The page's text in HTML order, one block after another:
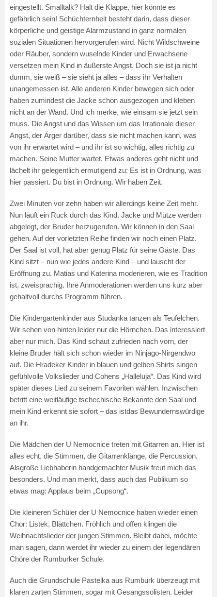
eingestellt. Smalltalk? Halt die Klappe, hier könnte es
gefährlich sein! Schüchternheit besteht darin, dass dieser
körperliche und geistige Alarmzustand in ganz normalen
sozialen Situationen hervorgerufen wird. Nicht Wildschweine
oder Räuber, sondern wuselnde Kinder und Erwachsene
versetzen mein Kind in äußerste Angst. Doch sie ist ja nicht
dumm, sie weiß – sie sieht ja alles – dass ihr Verhalten
unangemessen ist. Alle anderen Kinder bewegen sich oder
haben zumindest die Jacke schon ausgezogen und kleben
nicht an der Wand. Und ich merke, wie einsam sie jetzt sein
muss. Die Angst und das Wissen um das Irrationale dieser
Angst, der Ärger darüber, dass sie nicht machen kann, was
von ihr erwartet wird – und ihr ist so wichtig, alles richtig zu
machen. Seine Mutter wartet. Etwas anderes geht nicht und
lächelt ihr gelegentlich ermutigend zu: Es ist in Ordnung, was
hier passiert. Du bist in Ordnung. Wir haben Zeit.
Zwei Minuten vor zehn haben wir allerdings keine Zeit mehr.
Nun läuft ein Ruck durch das Kind. Jacke und Mütze werden
abgelegt, der Bruder herzugerufen. Wir können in den Saal
gehen. Auf der vorletzten Reihe finden wir noch einen Platz.
Der Saal ist voll, hat aber genug Platz für seine Gäste. Das
Kind sitzt – nun wie jedes andere Kind – und lauscht der
Eröffnung zu. Matias und Katerina moderieren, wie es Tradition
ist, zweisprachig. Ihre Anmoderationen werden uns kurz aber
gehaltvoll durchs Programm führen.
Die Kindergartenkinder aus Studanka tanzen als Teufelchen.
Wir sehen von hinten leider nur die Hörnchen. Das interessiert
aber nur mich. Das Kind schaut zufrieden nach vorn, der
kleine Bruder hält sich schon wieder im Ninjago-Nirgendwo
auf. Die Hradeker Kinder in blauen und gelben Shirts singen
gefühlvolle Volkslieder und Cohens „Halleluja“. Das Kind wird
später dieses Lied zu seinem Favoriten wählen. Inzwischen
betritt eine weitläufige tschechische Bekannte den Saal und
mein Kind erkennt sie sofort – das istdas Bewundernswürdige
an ihr.
Die Mädchen der U Nemocnice treten mit Gitarren an. Hier ist
alles echt, die Stimmen, die Gitarrenklänge, die Percussion.
Alsgroße Liebhaberin handgemachter Musik freut mich das
besonders. Und man merkt, dass auch das Publikum so
etwas mag: Applaus beim „Cupsong“.
Die kleineren Schüler der U Nemocnice haben wieder einen
Chor: Listek, Blättchen. Fröhlich und offen klingen die
Weihnachtslieder der jungen Stimmen. Bleibt dabei, möchte
man sagen, dann werdet ihr wieder zu einem der legendären
Chöre der Rumburker Schule.
Auch die Grundschule Pastelka aus Rumburk überzeugt mit
klaren zarten Stimmen, sogar mit Gesangssolisten. Leider